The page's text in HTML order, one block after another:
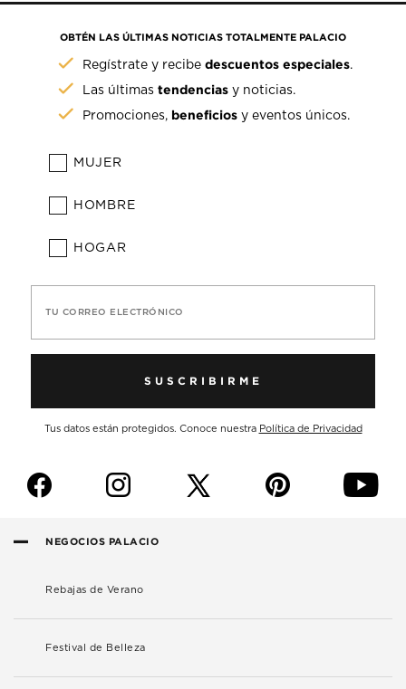
OBTÉN LAS ÚLTIMAS NOTICIAS TOTALMENTE PALACIO
Regístrate y recibedescuentos especiales.
Las últimastendencias y noticias.
Promociones, beneficios y eventos únicos.
MUJER
HOMBRE
HOGAR
TU CORREO ELECTRÓNICO
SUSCRIBIRME
Tus datos están protegidos. Conoce nuestra Política de Privacidad
f i p y
NEGOCIOS PALACIO
Rebajas de Verano
Festival de Belleza